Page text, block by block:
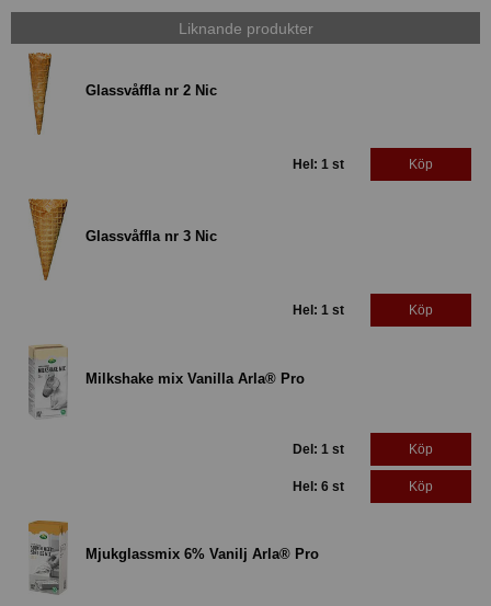
Liknande produkter
Glassvåffla nr 2 Nic
Hel: 1 st Köp
Glassvåffla nr 3 Nic
Hel: 1 st Köp
Milkshake mix Vanilla Arla® Pro
Del: 1 st Köp
Hel: 6 st Köp
Mjukglassmix 6% Vanilj Arla® Pro